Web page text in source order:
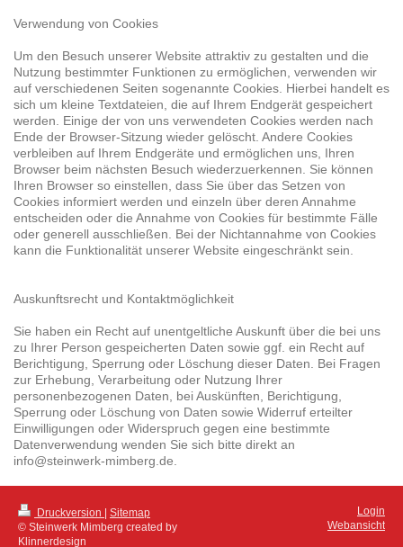
Verwendung von Cookies
Um den Besuch unserer Website attraktiv zu gestalten und die
Nutzung bestimmter Funktionen zu ermöglichen, verwenden wir
auf verschiedenen Seiten sogenannte Cookies. Hierbei handelt es
sich um kleine Textdateien, die auf Ihrem Endgerät gespeichert
werden. Einige der von uns verwendeten Cookies werden nach
Ende der Browser-Sitzung wieder gelöscht. Andere Cookies
verbleiben auf Ihrem Endgeräte und ermöglichen uns, Ihren
Browser beim nächsten Besuch wiederzuerkennen. Sie können
Ihren Browser so einstellen, dass Sie über das Setzen von
Cookies informiert werden und einzeln über deren Annahme
entscheiden oder die Annahme von Cookies für bestimmte Fälle
oder generell ausschließen. Bei der Nichtannahme von Cookies
kann die Funktionalität unserer Website eingeschränkt sein.
Auskunftsrecht und Kontaktmöglichkeit
Sie haben ein Recht auf unentgeltliche Auskunft über die bei uns
zu Ihrer Person gespeicherten Daten sowie ggf. ein Recht auf
Berichtigung, Sperrung oder Löschung dieser Daten. Bei Fragen
zur Erhebung, Verarbeitung oder Nutzung Ihrer
personenbezogenen Daten, bei Auskünften, Berichtigung,
Sperrung oder Löschung von Daten sowie Widerruf erteilter
Einwilligungen oder Widerspruch gegen eine bestimmte
Datenverwendung wenden Sie sich bitte direkt an
info@steinwerk-mimberg.de.
Druckversion
Sitemap
© Steinwerk Mimberg created by
Klinnerdesign
Login
Webansicht